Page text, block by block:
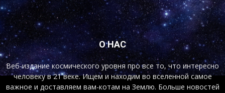
О НАС
Веб-издание космического уровня про все то, что интересно
человеку в 21 веке. Ищем и находим во вселенной самое
важное и доставляем вам-котам на Землю. Больше новостей